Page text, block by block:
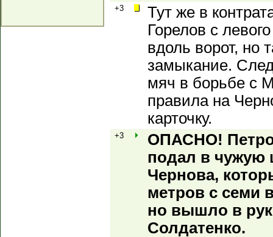
+3
Тут же в
Горелов с
вдоль ворот, но
замыкание.
мяч в борьбе с
правила на
карточку.
+3
ОПАСНО!
подал в чужую
Чернова,
метров с семи
но вышло в
Солдатенко.